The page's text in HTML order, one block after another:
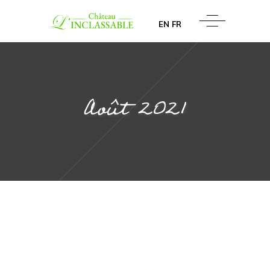
EN FR
août 2021